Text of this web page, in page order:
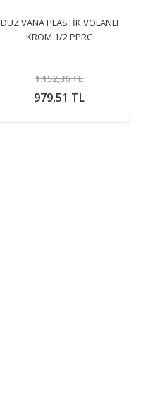
DÜZ VANA PLASTİK VOLANLI
KROM 1/2 PPRC
979,51 TL
1.152,36 TL